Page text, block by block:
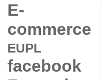
E-
commerce
EUPL
facebook